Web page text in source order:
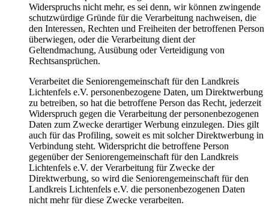
Widerspruchs nicht mehr, es sei denn, wir können zwingende
schutzwürdige Gründe für die Verarbeitung nachweisen, die
den Interessen, Rechten und Freiheiten der betroffenen Person
überwiegen, oder die Verarbeitung dient der
Geltendmachung, Ausübung oder Verteidigung von
Rechtsansprüchen.
Verarbeitet die Seniorengemeinschaft für den Landkreis
Lichtenfels e.V. personenbezogene Daten, um Direktwerbung
zu betreiben, so hat die betroffene Person das Recht, jederzeit
Widerspruch gegen die Verarbeitung der personenbezogenen
Daten zum Zwecke derartiger Werbung einzulegen. Dies gilt
auch für das Profiling, soweit es mit solcher Direktwerbung in
Verbindung steht. Widerspricht die betroffene Person
gegenüber der Seniorengemeinschaft für den Landkreis
Lichtenfels e.V. der Verarbeitung für Zwecke der
Direktwerbung, so wird die Seniorengemeinschaft für den
Landkreis Lichtenfels e.V. die personenbezogenen Daten
nicht mehr für diese Zwecke verarbeiten.